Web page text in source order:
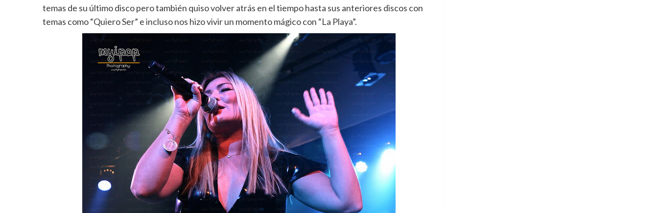
temas de su último disco pero también quiso volver atrás en el tiempo hasta sus anteriores discos con
temas como “Quiero Ser” e incluso nos hizo vivir un momento mágico con “La Playa”.